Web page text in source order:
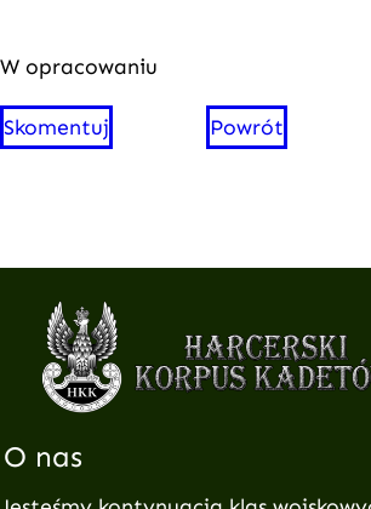
W opracowaniu
Skomentuj Powrót
O nas